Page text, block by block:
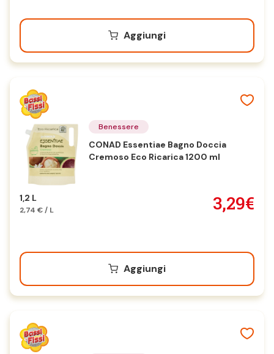
Aggiungi
Benessere
CONAD Essentiae Bagno Doccia
Cremoso Eco Ricarica 1200 ml
1,2 L
2,74 € / L 3,29€
Aggiungi